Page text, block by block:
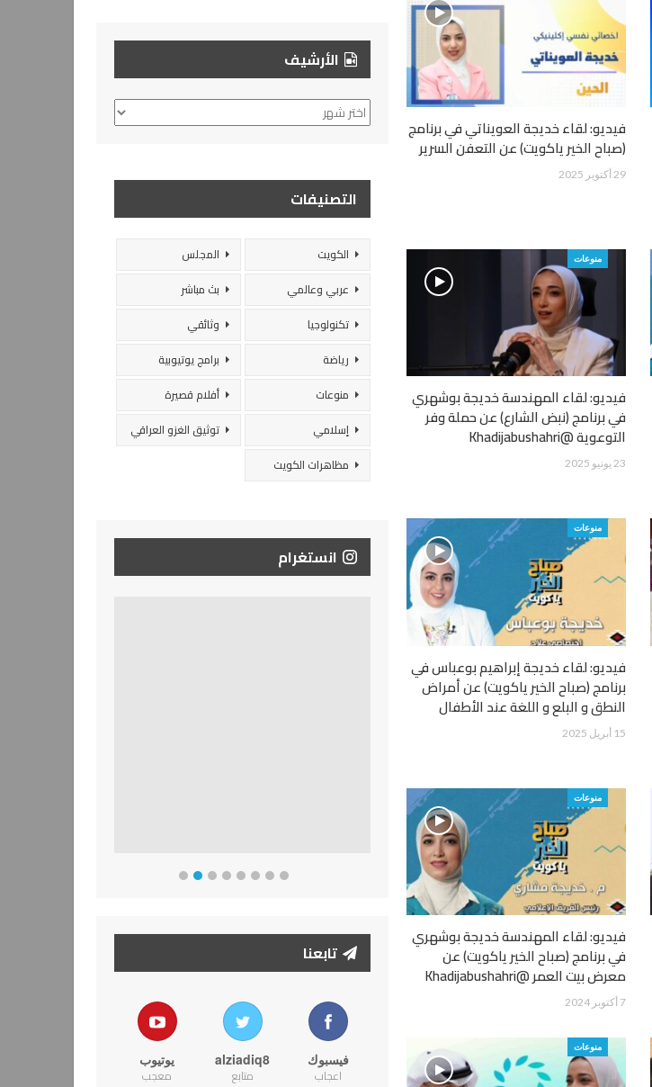
فيديو: لقاء خديجة العويناتي في برنامج
(صباح الخير ياكويت) عن التعفن السرير
29 أكتوبر 2025
منوعات
فيديو: لقاء المهندسة خديجة بوشهري
في برنامج (نبض الشارع) عن حملة وفر
التوعوية @Khadijabushahri
23 يونيو 2025
منوعات
فيديو: لقاء خديجة إبراهيم بوعباس في
برنامج (صباح الخير ياكويت) عن أمراض
النطق و البلع و اللغة عند الأطفال
15 أبريل 2025
منوعات
فيديو: لقاء المهندسة خديجة بوشهري
في برنامج (صباح الخير ياكويت) عن
معرض بيت العمر @Khadijabushahri
7 أكتوبر 2024
منوعات
الأرشيف
الأرشيف
التصنيفات
الكويت
المجلس
عربي وعالمي
بث مباشر
تكنولوجيا
وثائقي
رياضة
برامج يوتيوبية
منوعات
أفلام قصيرة
إسلامي
توثيق الغزو العراقي
مظاهرات الكويت
انستغرام
تابعنا
فيسبوك
اعجاب
alziadiq8
متابع
يوتيوب
معجب